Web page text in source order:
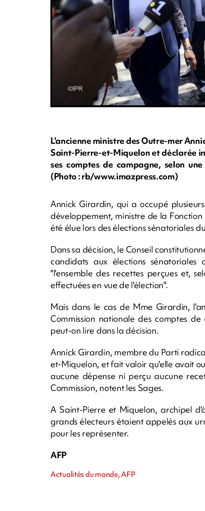
L'ancienne ministre des Outre-mer
Saint-Pierre-et-Miquelon et déclarée
ses comptes de campagne, selon
(Photo : rb/www.imazpress.com)
Annick Girardin, qui a occupé
développement, ministre de la
été élue lors des élections sénatoriales
Dans sa décision, le Conseil
candidats aux élections
"l'ensemble des recettes perçues et,
effectuées en vue de l'élection".
Mais dans le cas de Mme Girardin,
Commission nationale des comptes
peut-on lire dans la décision.
Annick Girardin, membre du Parti
et-Miquelon, et fait valoir qu'elle avait
aucune dépense ni perçu aucune
Commission, notent les Sages.
A Saint-Pierre et Miquelon, archipel
grands électeurs étaient appelés aux
pour les représenter.
AFP
Actualités du monde, AFP